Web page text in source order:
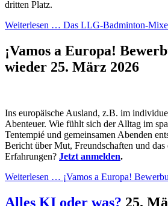
dritten Platz.
Weiterlesen … Das LLG-Badminton-
¡Vamos a Europa!
wieder 25. März 2026
Ins europäische Ausland, z.B. im
Abenteuer. Wie fühlt sich der Alltag im
Tentempié und gemeinsamen Abenden
Bericht über Mut, Freundschaften und
Erfahrungen? Jetzt anmelden.
Weiterlesen … ¡Vamos a Europa!
Alles KI oder was? 25.